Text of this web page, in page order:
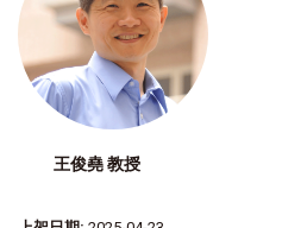
王俊堯 教授